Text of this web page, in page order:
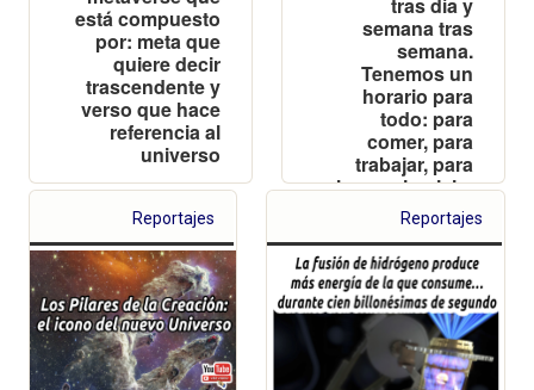
está compuesto
por: meta que
quiere decir
trascendente y
verso que hace
referencia al
universo
semana tras
semana.
Tenemos un
horario para
todo: para
comer, para
trabajar, para
hacer ejercicio,
para
actividades de
ocio, para
dormir…
Reportajes Reportajes